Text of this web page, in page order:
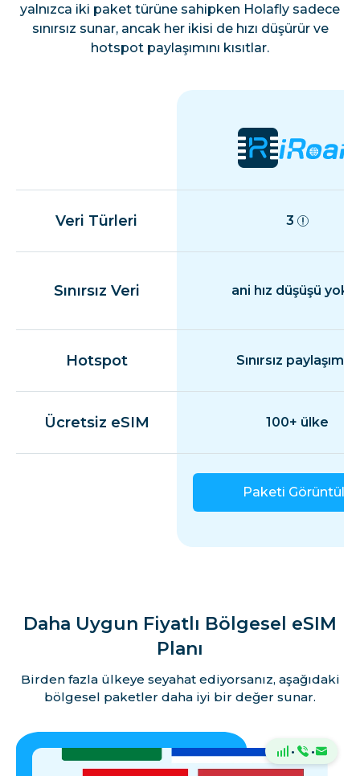
yalnızca iki paket türüne sahipken Holafly sadece
sınırsız sunar, ancak her ikisi de hızı düşürür ve
hotspot paylaşımını kısıtlar.
Veri Türleri 3
Sınırsız Veri ani hız düşüşü yok
Hotspot Sınırsız paylaşım
Ücretsiz eSIM 100+ ülke
Paketi Görüntüle
Daha Uygun Fiyatlı Bölgesel eSIM
Planı
Birden fazla ülkeye seyahat ediyorsanız, aşağıdaki
bölgesel paketler daha iyi bir değer sunar.
· ·